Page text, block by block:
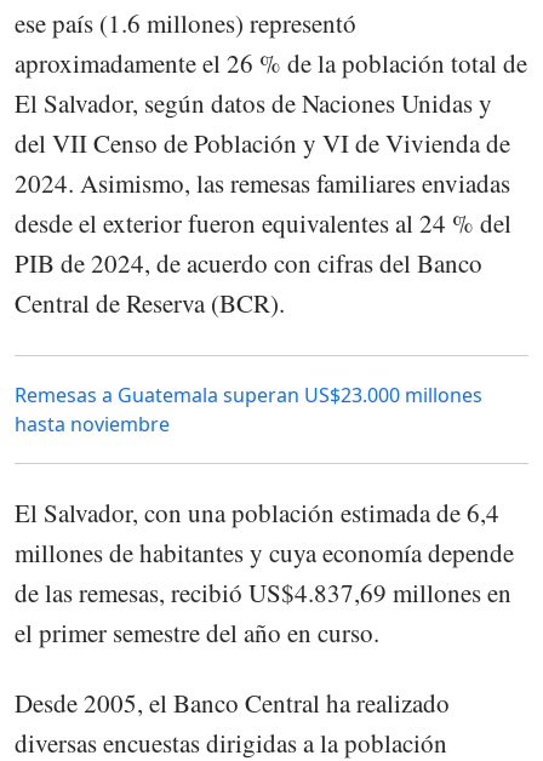
ese país (1.6 millones) representó
aproximadamente el 26 % de la población total de
El Salvador, según datos de Naciones Unidas y
del VII Censo de Población y VI de Vivienda de
2024. Asimismo, las remesas familiares enviadas
desde el exterior fueron equivalentes al 24 % del
PIB de 2024, de acuerdo con cifras del Banco
Central de Reserva (BCR).
Remesas a Guatemala superan US$23.000 millones
hasta noviembre
El Salvador, con una población estimada de 6,4
millones de habitantes y cuya economía depende
de las remesas, recibió US$4.837,69 millones en
el primer semestre del año en curso.
Desde 2005, el Banco Central ha realizado
diversas encuestas dirigidas a la población